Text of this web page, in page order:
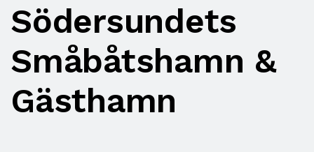
Södersundets
Småbåtshamn &
Gästhamn